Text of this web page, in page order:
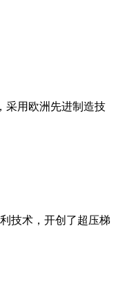
采用欧洲先进制造技
技术，开创了超压梯